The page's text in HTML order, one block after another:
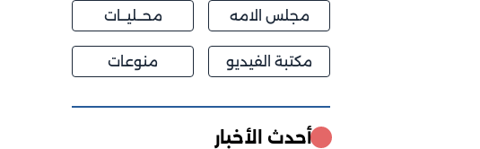
مجلس الامه محــليــات
مكتبة الفيديو منوعات
أحدث الأخبار